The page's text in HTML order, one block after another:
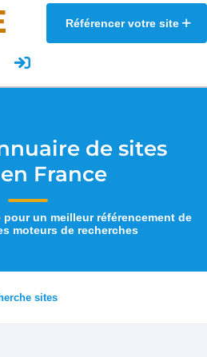
Référencer votre site
de sites
France
pour un meilleur référencement de
moteurs de recherches
sites